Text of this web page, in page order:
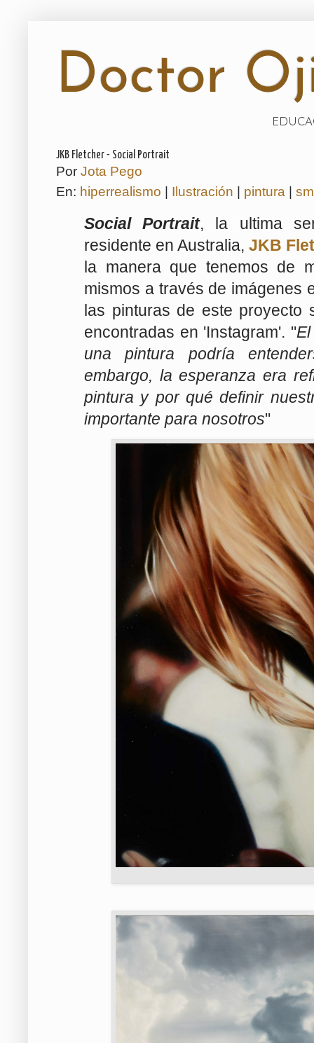
Doctor
JKB Fletcher - Social Portrait
Por Jota Pego
En: hiperrealismo Ilustración pintura
Social Portrait,
la ultima
residente en Australia, JKB
la manera que tenemos de
mismos a través de imágenes
las pinturas de este
encontradas en 'Instagram'. "
una pintura podría
embargo, la esperanza era
pintura y por qué definir
importante para nosotros"